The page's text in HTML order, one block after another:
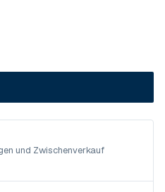
und Zwischenverkauf